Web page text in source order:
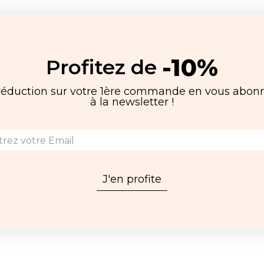
Profitez de -10%
sur votre 1ère commande en vous
à la newsletter !
J'en profite